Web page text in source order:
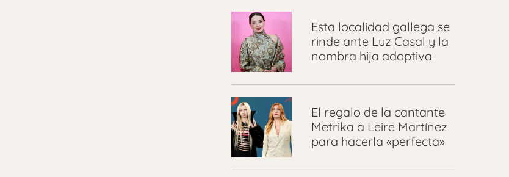
Esta localidad gallega se
rinde ante Luz Casal y la
nombra hija adoptiva
El regalo de la cantante
Metrika a Leire Martínez
para hacerla «perfecta»